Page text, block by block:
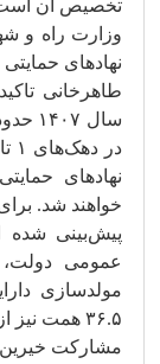
نهادهای حمایتی
طاهرخانی
نهادهای
مولدسازی
۳۶.۵ همت
مشارکت خیرین